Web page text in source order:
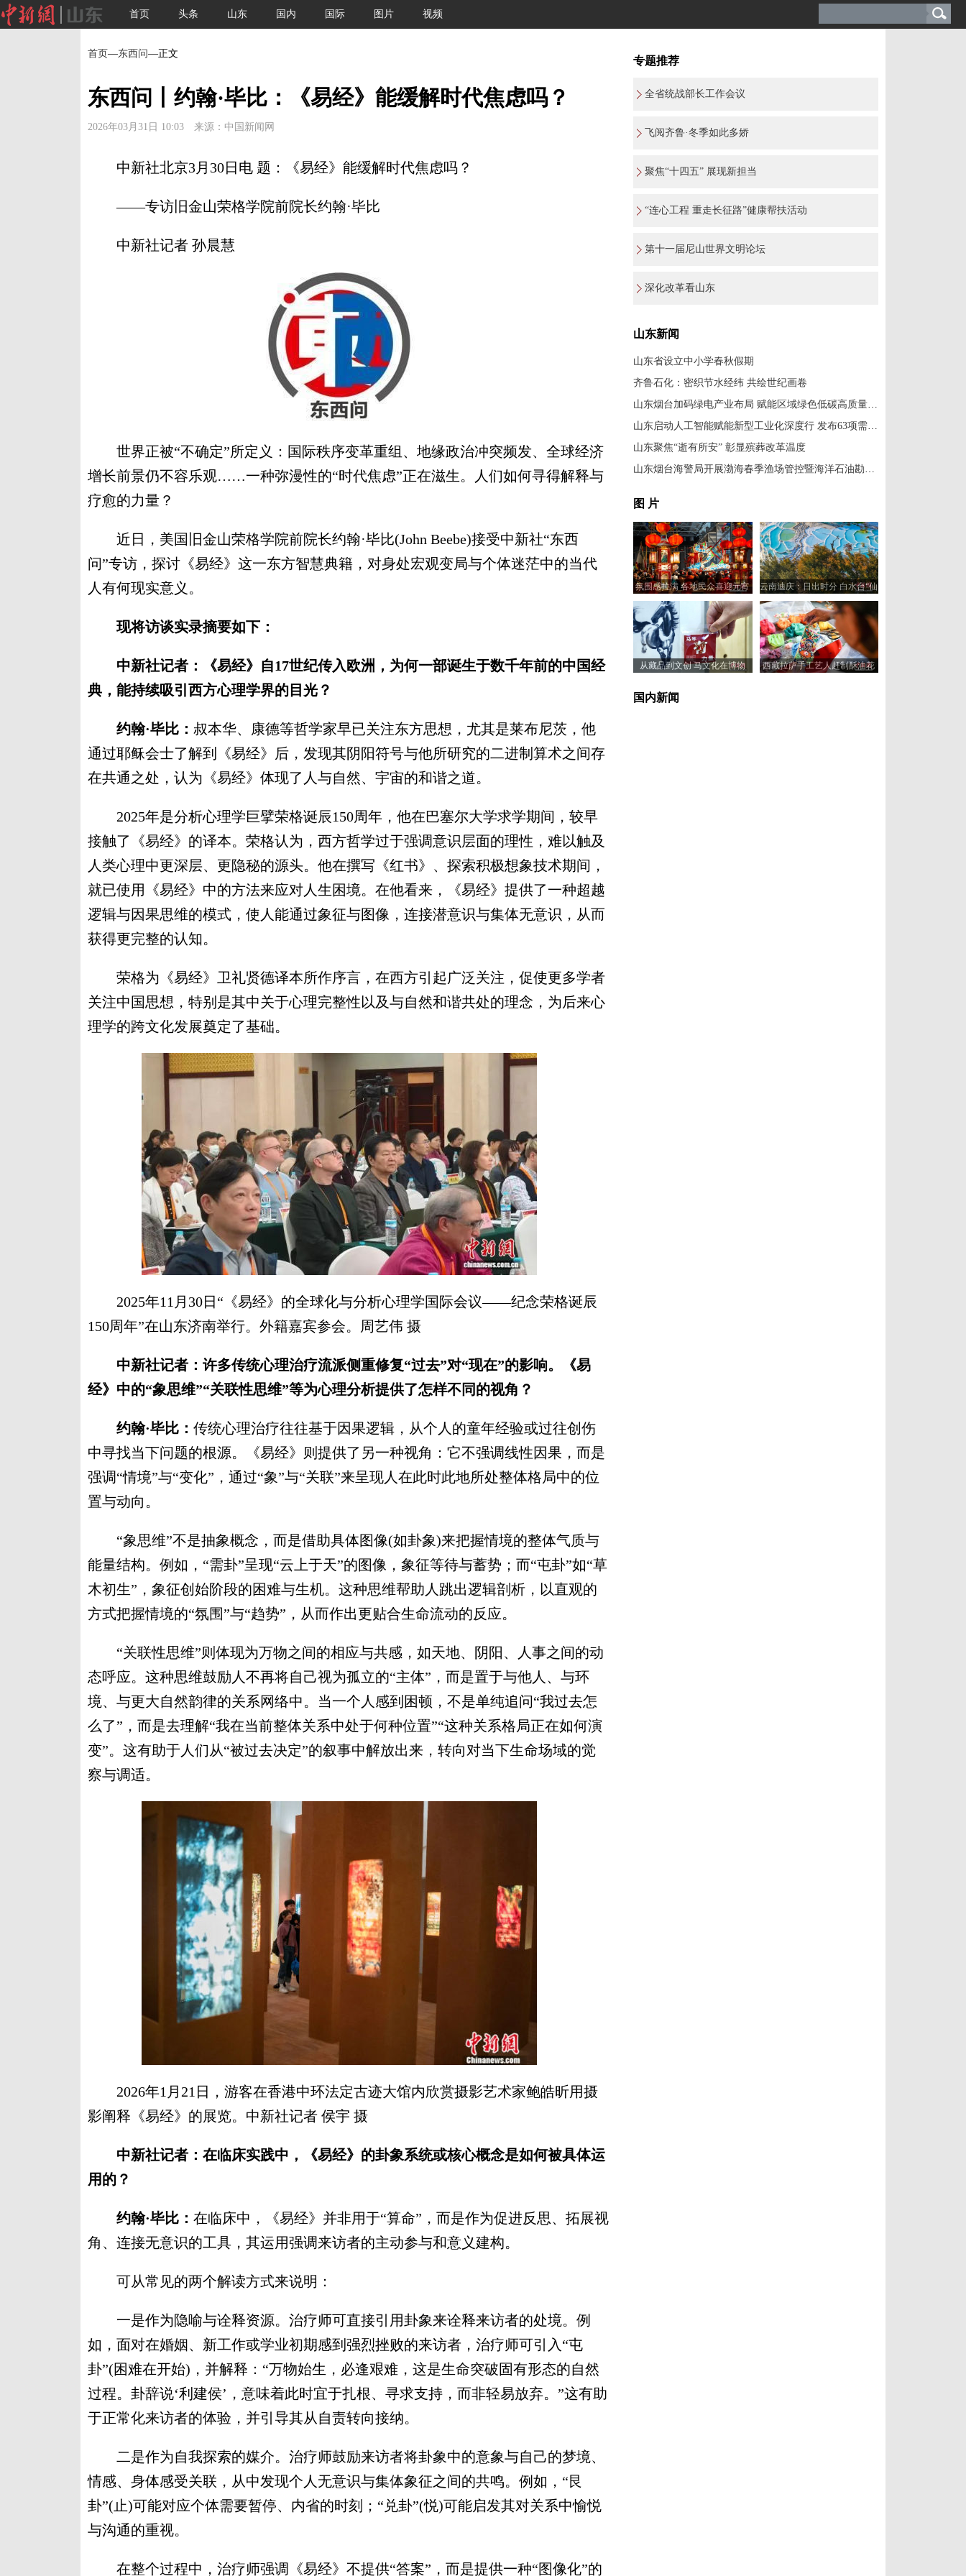
首页 头条 山东 国内 国际 图片 视频
首页—东西问—正文
东西问丨约翰·毕比：《易经》能缓解时代焦虑吗？
2026年03月31日 10:03 来源：中国新闻网
中新社北京3月30日电 题：《易经》能缓解时代焦虑吗？
——专访旧金山荣格学院前院长约翰·毕比
中新社记者 孙晨慧
世界正被“不确定”所定义：国际秩序变革重组、地缘政治冲突频发、全球经济
增长前景仍不容乐观……一种弥漫性的“时代焦虑”正在滋生。人们如何寻得解释与
疗愈的力量？
近日，美国旧金山荣格学院前院长约翰·毕比(John Beebe)接受中新社“东西
问”专访，探讨《易经》这一东方智慧典籍，对身处宏观变局与个体迷茫中的当代
人有何现实意义。
现将访谈实录摘要如下：
中新社记者：《易经》自17世纪传入欧洲，为何一部诞生于数千年前的中国经
典，能持续吸引西方心理学界的目光？
约翰·毕比： 叔本华、康德等哲学家早已关注东方思想，尤其是莱布尼茨，他
通过耶稣会士了解到《易经》后，发现其阴阳符号与他所研究的二进制算术之间存
在共通之处，认为《易经》体现了人与自然、宇宙的和谐之道。
2025年是分析心理学巨擘荣格诞辰150周年，他在巴塞尔大学求学期间，较早
接触了《易经》的译本。荣格认为，西方哲学过于强调意识层面的理性，难以触及
人类心理中更深层、更隐秘的源头。他在撰写《红书》、探索积极想象技术期间，
就已使用《易经》中的方法来应对人生困境。在他看来，《易经》提供了一种超越
逻辑与因果思维的模式，使人能通过象征与图像，连接潜意识与集体无意识，从而
获得更完整的认知。
荣格为《易经》卫礼贤德译本所作序言，在西方引起广泛关注，促使更多学者
关注中国思想，特别是其中关于心理完整性以及与自然和谐共处的理念，为后来心
理学的跨文化发展奠定了基础。
2025年11月30日“《易经》的全球化与分析心理学国际会议——纪念荣格诞辰
150周年”在山东济南举行。外籍嘉宾参会。周艺伟 摄
中新社记者：许多传统心理治疗流派侧重修复“过去”对“现在”的影响。《易
经》中的“象思维”“关联性思维”等为心理分析提供了怎样不同的视角？
约翰·毕比： 传统心理治疗往往基于因果逻辑，从个人的童年经验或过往创伤
中寻找当下问题的根源。《易经》则提供了另一种视角：它不强调线性因果，而是
强调“情境”与“变化”，通过“象”与“关联”来呈现人在此时此地所处整体格局中的位
置与动向。
“象思维”不是抽象概念，而是借助具体图像(如卦象)来把握情境的整体气质与
能量结构。例如，“需卦”呈现“云上于天”的图像，象征等待与蓄势；而“屯卦”如“草
木初生”，象征创始阶段的困难与生机。这种思维帮助人跳出逻辑剖析，以直观的
方式把握情境的“氛围”与“趋势”，从而作出更贴合生命流动的反应。
“关联性思维”则体现为万物之间的相应与共感，如天地、阴阳、人事之间的动
态呼应。这种思维鼓励人不再将自己视为孤立的“主体”，而是置于与他人、与环
境、与更大自然韵律的关系网络中。当一个人感到困顿，不是单纯追问“我过去怎
么了”，而是去理解“我在当前整体关系中处于何种位置”“这种关系格局正在如何演
变”。这有助于人们从“被过去决定”的叙事中解放出来，转向对当下生命场域的觉
察与调适。
2026年1月21日，游客在香港中环法定古迹大馆内欣赏摄影艺术家鲍皓昕用摄
影阐释《易经》的展览。中新社记者 侯宇 摄
中新社记者：在临床实践中，《易经》的卦象系统或核心概念是如何被具体运
用的？
约翰·毕比： 在临床中，《易经》并非用于“算命”，而是作为促进反思、拓展视
角、连接无意识的工具，其运用强调来访者的主动参与和意义建构。
可从常见的两个解读方式来说明：
一是作为隐喻与诠释资源。治疗师可直接引用卦象来诠释来访者的处境。例
如，面对在婚姻、新工作或学业初期感到强烈挫败的来访者，治疗师可引入“屯
卦”(困难在开始)，并解释：“万物始生，必逢艰难，这是生命突破固有形态的自然
过程。卦辞说‘利建侯’，意味着此时宜于扎根、寻求支持，而非轻易放弃。”这有助
于正常化来访者的体验，并引导其从自责转向接纳。
二是作为自我探索的媒介。治疗师鼓励来访者将卦象中的意象与自己的梦境、
情感、身体感受关联，从中发现个人无意识与集体象征之间的共鸣。例如，“艮
卦”(止)可能对应个体需要暂停、内省的时刻；“兑卦”(悦)可能启发其对关系中愉悦
与沟通的重视。
在整个过程中，治疗师强调《易经》不提供“答案”，而是提供一种“图像化”的
专题推荐
全省统战部长工作会议
飞阅齐鲁·冬季如此多娇
聚焦“十四五” 展现新担当
“连心工程 重走长征路”健康帮扶活动
第十一届尼山世界文明论坛
深化改革看山东
山东新闻
山东省设立中小学春秋假期
齐鲁石化：密织节水经纬 共绘世纪画卷
山东烟台加码绿电产业布局 赋能区域绿色低碳高质量发展
山东启动人工智能赋能新型工业化深度行 发布63项需求场景
山东聚焦“逝有所安” 彰显殡葬改革温度
山东烟台海警局开展渤海春季渔场管控暨海洋石油勘探开发执法行动
图 片
氛围感拉满 各地民众喜迎元宵
佳节
云南迪庆：日出时分 白水台“仙
人遗田”染金边
从藏品到文创 马文化在博物
西藏拉萨手工艺人赶制酥油花
国内新闻